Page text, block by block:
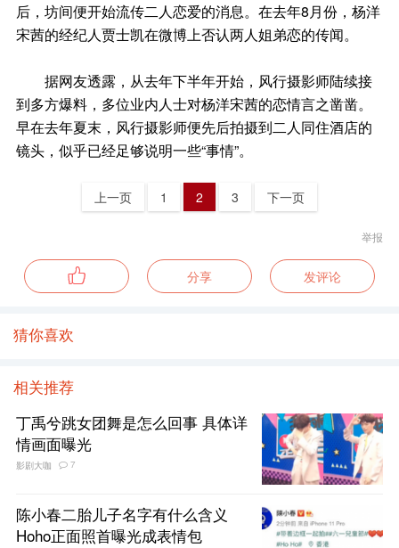
后，坊间便开始流传二人恋爱的消息。在去年8月份，杨洋
宋茜的经纪人贾士凯在微博上否认两人姐弟恋的传闻。
据网友透露，从去年下半年开始，风行摄影师陆续接
到多方爆料，多位业内人士对杨洋宋茜的恋情言之凿凿。
早在去年夏末，风行摄影师便先后拍摄到二人同住酒店的
镜头，似乎已经足够说明一些“事情”。
上一页 1 2 3 下一页
举报
分享 发评论
猜你喜欢
相关推荐
丁禹兮跳女团舞是怎么回事 具体详
情画面曝光
影剧大咖 7
陈小春二胎儿子名字有什么含义
Hoho正面照首曝光成表情包